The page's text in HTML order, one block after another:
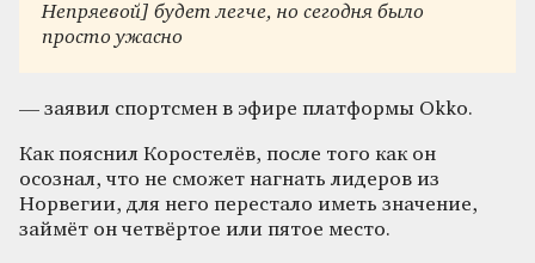
Непряевой] будет легче, но сегодня было
просто ужасно
— заявил спортсмен в эфире платформы Okko.
Как пояснил Коростелёв, после того как он
осознал, что не сможет нагнать лидеров из
Норвегии, для него перестало иметь значение,
займёт он четвёртое или пятое место.